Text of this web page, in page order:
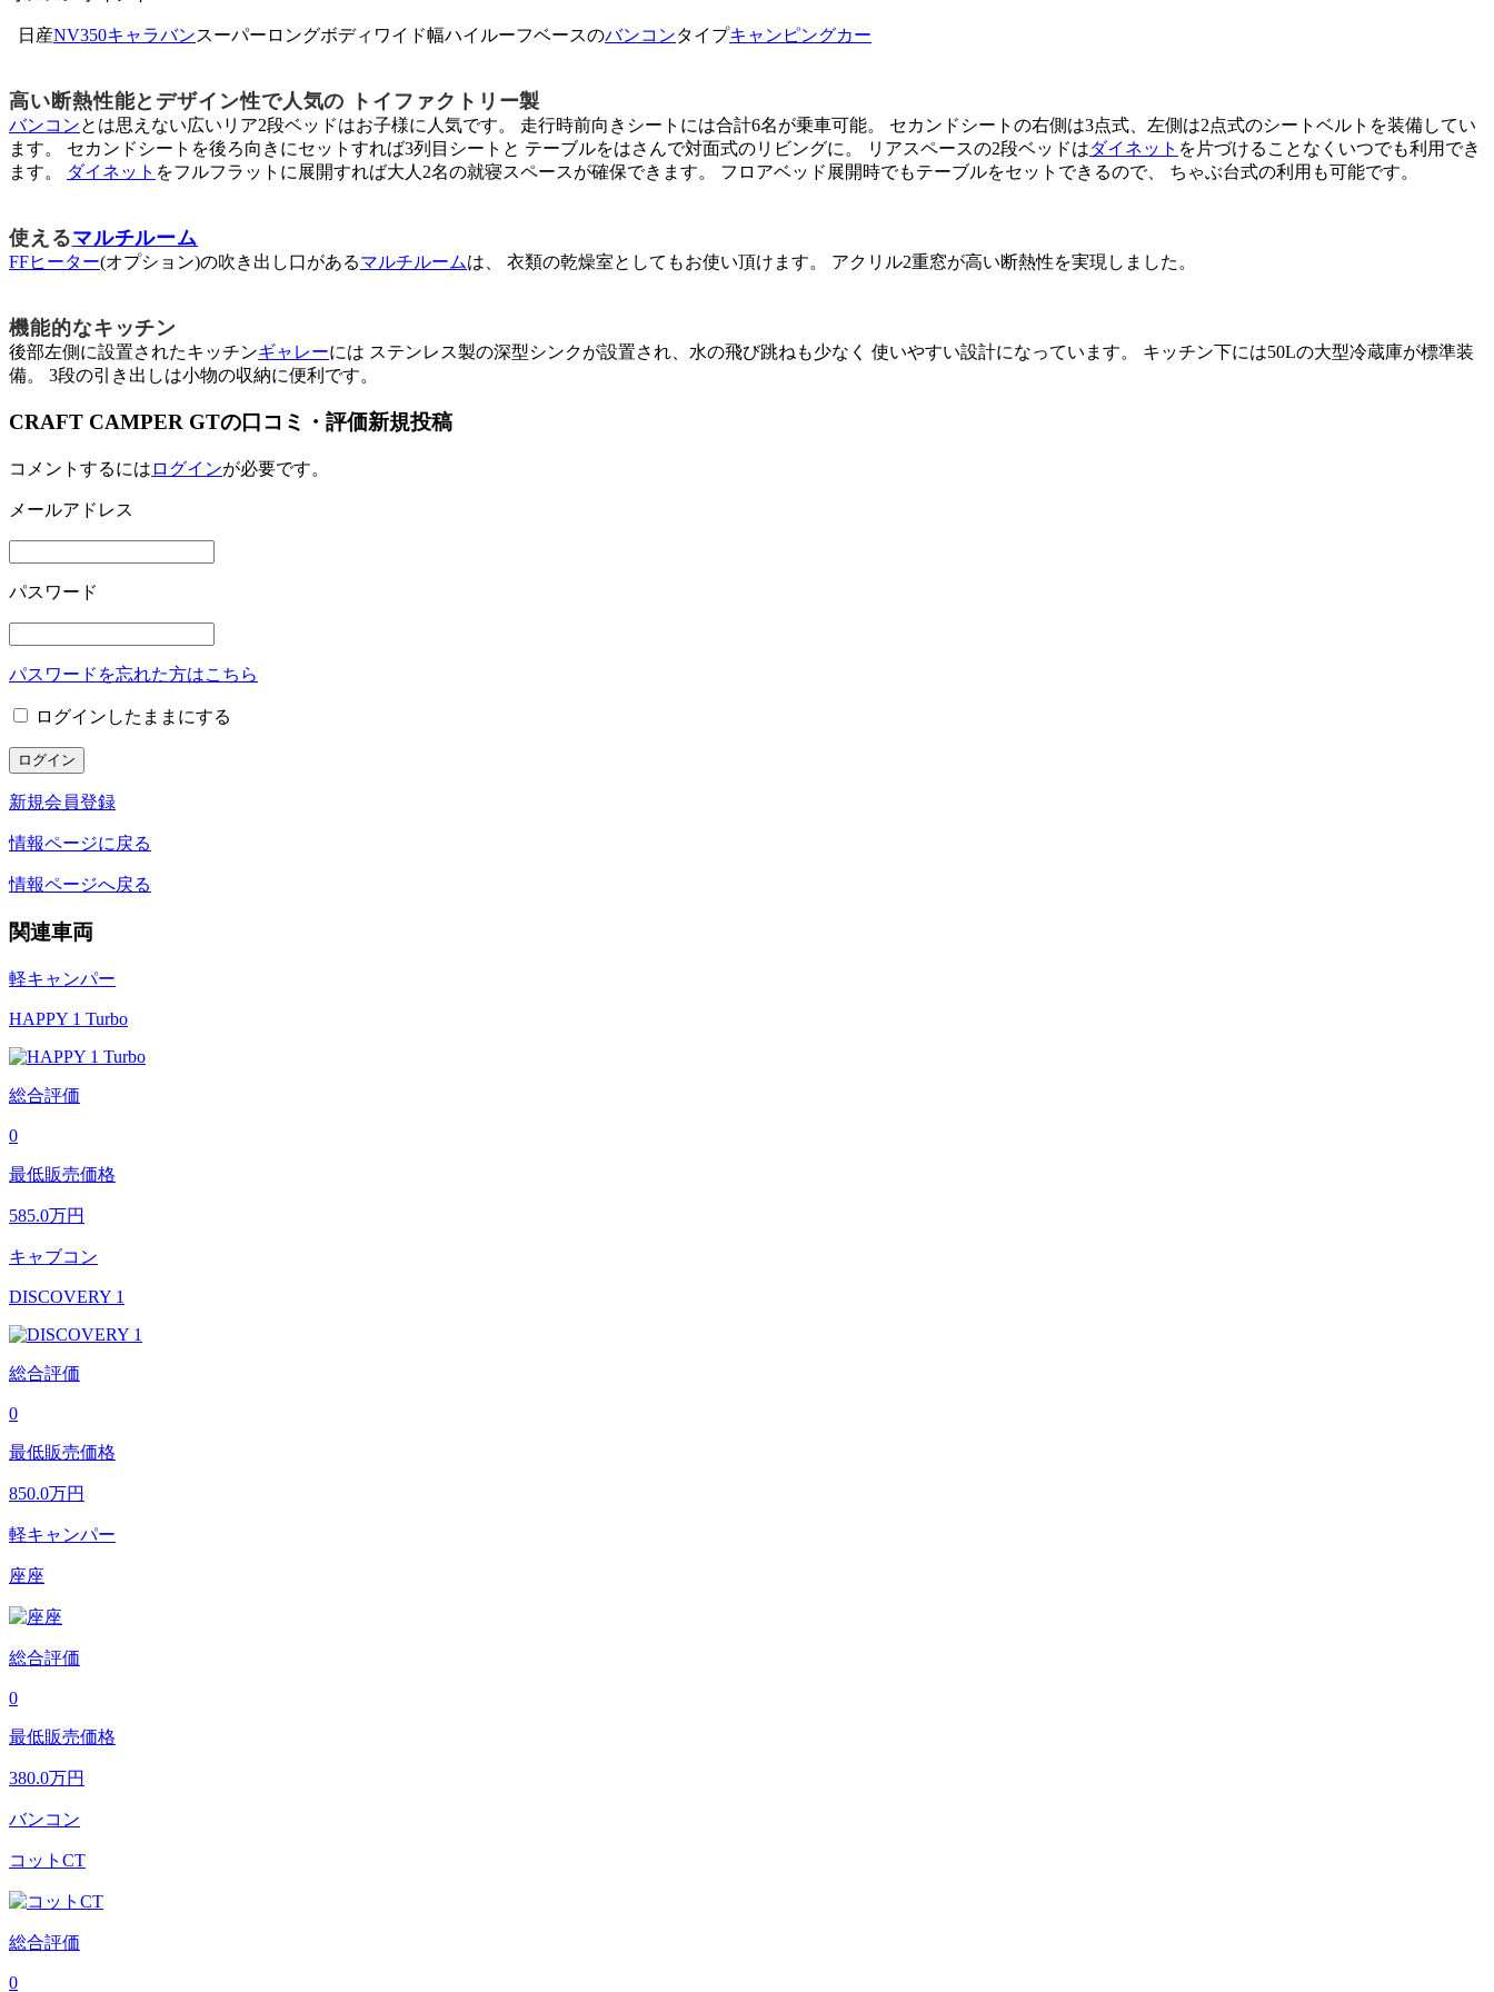
日産NV350キャラバンスーパーロングボディワイド幅ハイルーフベースのバンコンタイプキャンピングカー
高い断熱性能とデザイン性で人気の トイファクトリー製
バンコンとは思えない広いリア2段ベッドはお子様に人気です。 走行時前向きシートには合計6名が乗車可能。 セカンドシートの右側は3点式、左側は2点式のシートベルトを装備してい
ます。 セカンドシートを後ろ向きにセットすれば3列目シートと テーブルをはさんで対面式のリビングに。 リアスペースの2段ベッドはダイネット を片づけることなくいつでも利用でき
ます。
ダイネット をフルフラットに展開すれば大人2名の就寝スペースが確保できます。 フロアベッド展開時でもテーブルをセットできるので、 ちゃぶ台式の利用も可能です。
使えるマルチルーム
FFヒーター(オプション)の吹き出し口があるマルチルームは、 衣類の乾燥室としてもお使い頂けます。 アクリル2重窓が高い断熱性を実現しました。
機能的なキッチン
後部左側に設置されたキッチンギャレーには ステンレス製の深型シンクが設置され、水の飛び跳ねも少なく 使いやすい設計になっています。 キッチン下には50Lの大型冷蔵庫が標準装
備。 3段の引き出しは小物の収納に便利です。
CRAFT CAMPER GTの口コミ・評価新規投稿
コメントするには ログインが必要です。
メールアドレス
パスワード
パスワードを忘れた方はこちら
ログインしたままにする
新規会員登録
情報ページに戻る
情報ページへ戻る
関連車両
軽キャンパー
HAPPY 1 Turbo
総合評価
0
最低販売価格
585.0万円
キャブコン
DISCOVERY 1
総合評価
0
最低販売価格
850.0万円
軽キャンパー
座座
総合評価
0
最低販売価格
380.0万円
バンコン
コットCT
総合評価
0